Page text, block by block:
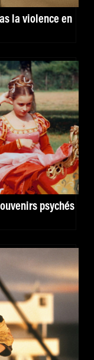
la violence en
psychés